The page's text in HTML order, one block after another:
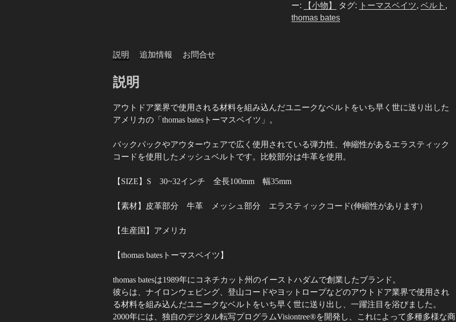
ー
マ
シ
ル
ト
イ
ン/
ベ
ー
ジ
ー:
【小物】 タグ: トーマスベイツ, ベルト ,
thomas bates
説明 追加情報 お問合せ
説明
アウトドア業界で使用される材料を組み込んだユニークなベルトをいち早く世に送 り出した
アメリカの「thomas batesトーマスベイツ」。
バックパックやアウターウェアで広く使用されている弾力性、伸縮性があるエラスティック
コードを使用したメッシュベルトです。比較部分は牛革を使用。
【SIZE】S 30~32インチ 全長100mm 幅35mm
【素材】皮革部分 牛革 メッシュ部分 エラスティックコード(伸縮性があります）
【生産国】アメリカ
【thomas batesトーマスベイツ】
thomas batesは1989年にコネチカット州のイーストハダムで創業したブランド。
彼らは、ナイロンウェビング、登山コードやヨットロープなどのアウトドア業界で使用され
る材料を組み込んだユニークなベルトをいち早く世に送り出し、一躍注目を浴びました。
2000年には、独自のデジタル転写プログラムVisiontree®を開発し、これによって多種多様な商